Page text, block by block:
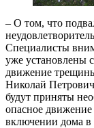
– О том, что
Специалисты
уже установлены
движение
Николай
будут приняты
опасное
включении дома в